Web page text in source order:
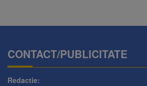
CONTACT/PUBLICITATE
Redactie: